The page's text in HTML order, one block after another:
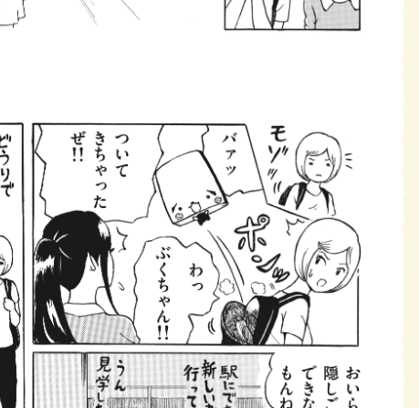
ロボット・イン・ザ・システム
著／デボラ・イン…